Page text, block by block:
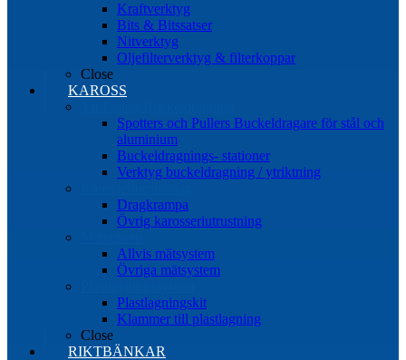
Kraftverktyg
Bits & Bitssatser
Nitverktyg
Oljefilterverktyg & filterkoppar
Close
KAROSS
Spotters och Pullers Buckeldragare för stål och
aluminium
Buckeldragnings- stationer
Verktyg buckeldragning / ytriktning
Dragkrampa
Övrig karosseriutrustning
Allvis mätsystem
Övriga mätsystem
Plastlagningskit
Klammer till plastlagning
Close
RIKTBÄNKAR